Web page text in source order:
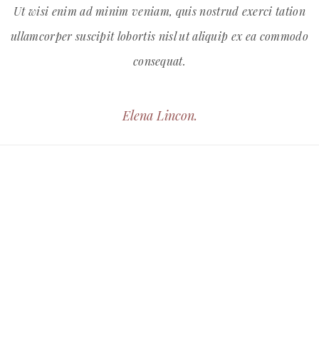
Ut wisi enim ad minim veniam, quis nostrud exerci tation
ullamcorper suscipit lobortis nisl ut aliquip ex ea commodo
consequat.
Elena Lincon.